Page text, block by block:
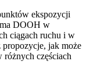
ekspozycji
DOOH w
ciągach ruchu i w
jak może
częściach